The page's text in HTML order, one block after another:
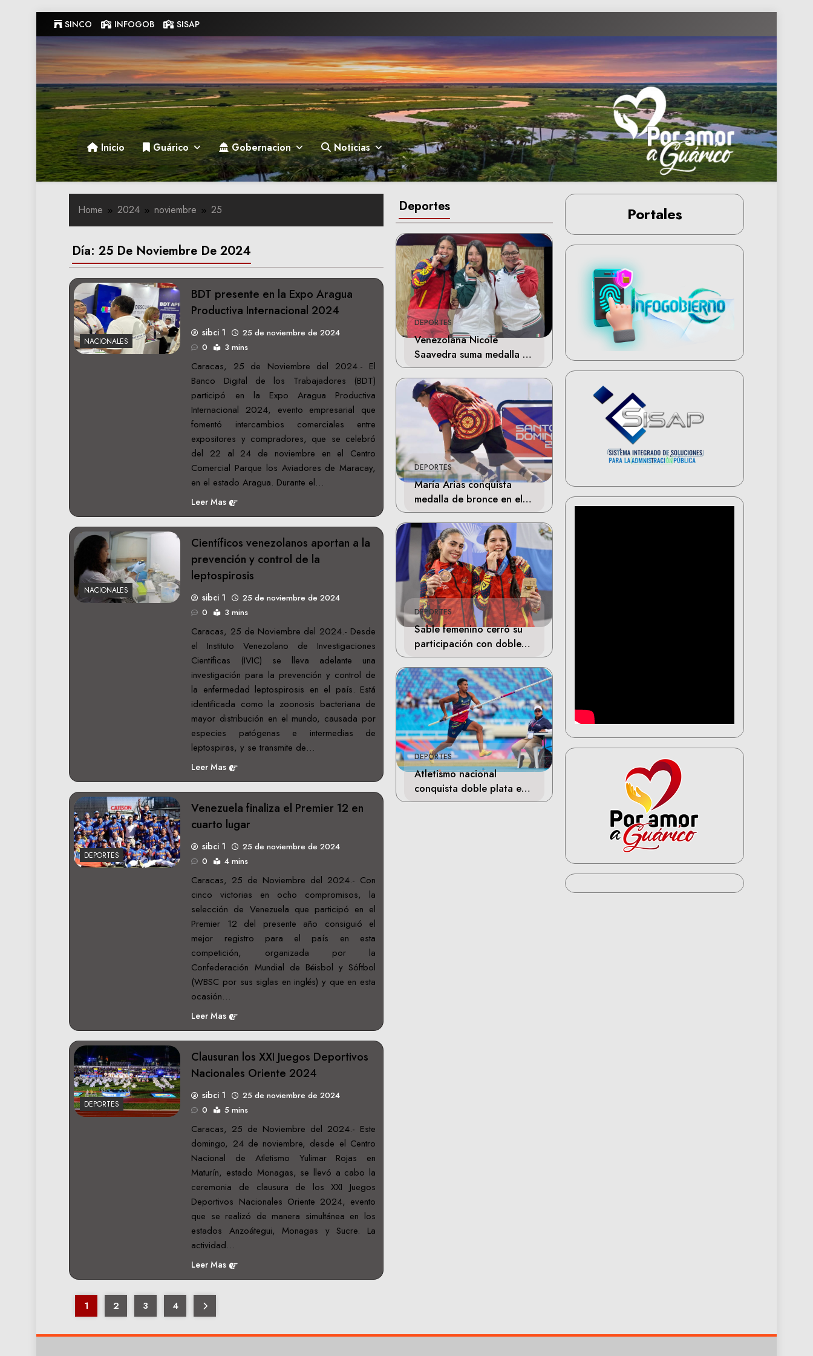
to
content
SINCO INFOGOB SISAP
Gobernacion de Guarico
Gobernacion de Guarico
Inicio Guárico Gobernacion Noticias
Deportes
DEPORTES
Venezolana Nicole
Saavedra suma medalla de
plata en la final de Tiro
Deportivo
DEPORTES
María Arias conquista
medalla de bronce en el
skateboarding de los
Juegos Centroamericanos
DEPORTES
Sable femenino cerró su
participación con doble
bronce en Santo Domingo
DEPORTES
Atletismo nacional
conquista doble plata en
Santo Domingo
Home 2024 noviembre 25
Día: 25 De Noviembre De 2024
NACIONALES
BDT presente en la Expo Aragua
Productiva Internacional 2024
sibci 1
25 de noviembre de 2024
0
3 mins
Caracas, 25 de Noviembre del 2024.- El
Banco Digital de los Trabajadores (BDT)
participó en la Expo Aragua Productiva
Internacional 2024, evento empresarial que
fomentó intercambios comerciales entre
expositores y compradores, que se celebró
del 22 al 24 de noviembre en el Centro
Comercial Parque los Aviadores de Maracay,
en el estado Aragua. Durante el…
Leer Mas
NACIONALES
Científicos venezolanos aportan a la
prevención y control de la
leptospirosis
sibci 1
25 de noviembre de 2024
0
3 mins
Caracas, 25 de Noviembre del 2024.- Desde
el Instituto Venezolano de Investigaciones
Científicas (IVIC) se lleva adelante una
investigación para la prevención y control de
la enfermedad leptospirosis en el país. Está
identificada como la zoonosis bacteriana de
mayor distribución en el mundo, causada por
especies patógenas e intermedias de
leptospiras, y se transmite de…
Leer Mas
DEPORTES
Venezuela finaliza el Premier 12 en
cuarto lugar
sibci 1
25 de noviembre de 2024
0
4 mins
Caracas, 25 de Noviembre del 2024.- Con
cinco victorias en ocho compromisos, la
selección de Venezuela que participó en el
Premier 12 del presente año consiguió el
mejor registro para el país en esta
competición, organizada por la
Confederación Mundial de Béisbol y Sóftbol
(WBSC por sus siglas en inglés) y que en esta
ocasión…
Leer Mas
DEPORTES
Clausuran los XXI Juegos Deportivos
Nacionales Oriente 2024
sibci 1
25 de noviembre de 2024
0
5 mins
Caracas, 25 de Noviembre del 2024.- Este
domingo, 24 de noviembre, desde el Centro
Nacional de Atletismo Yulimar Rojas en
Maturín, estado Monagas, se llevó a cabo la
ceremonia de clausura de los XXI Juegos
Deportivos Nacionales Oriente 2024, evento
que se realizó de manera simultánea en los
estados Anzoátegui, Monagas y Sucre. La
actividad…
Leer Mas
1 2 3 4
Portales